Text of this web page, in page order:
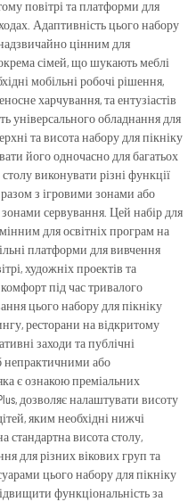
повітрі та платформи для
Адаптивність цього набору
надзвичайно цінним для
сімей, що шукають меблі
мобільні робочі рішення,
харчування, та ентузіастів
універсального обладнання для
та висота набору для пікніку
його одночасно для багатьох
виконувати різні функції
з ігровими зонами або
сервування. Цей набір для
для освітніх програм на
платформи для вивчення
художніх проектів та
під час тривалого
цього набору для пікніку
ресторани на відкритому
заходи та публічні
непрактичними або
є ознакою преміальних
дозволяє налаштувати висоту
яким необхідні нижчі
стандартна висота столу,
для різних вікових груп та
цього набору для пікніку
функціональність за